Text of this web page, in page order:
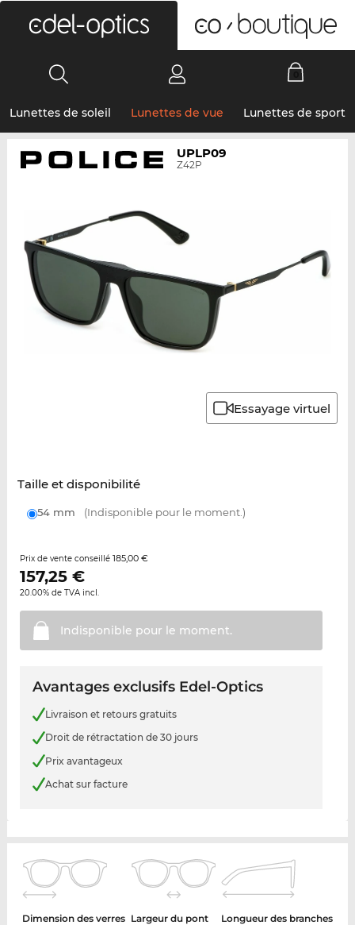
Lunettes de soleil Lunettes de vue Lunettes de sport
UPLP09
Z42P
Essayage virtuel
Taille et disponibilité
54 mm (Indisponible pour le moment.)
Prix de vente conseillé 185,00 €
157,25€
20.00% de TVA incl.
Indisponible pour le moment.
Avantages exclusifs Edel-Optics
Livraison et retours gratuits
Droit de rétractation de 30 jours
Prix avantageux
Achat sur facture
Dimension des verres Largeur du pont
Longueur des branches